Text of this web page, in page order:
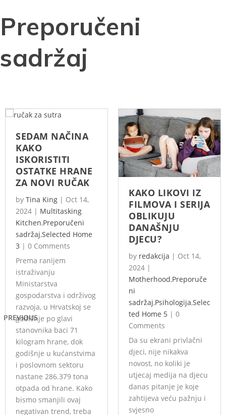
Preporučeni
sadržaj
PREVIOUS
SEDAM NAČINA
KAKO
ISKORISTITI
OSTATKE HRANE
ZA NOVI RUČAK
by Tina King | Oct 14,
2024 | Multitasking
Kitchen,Preporučeni
sadržaj,Selected Home
3 | 0 Comments
Prema ranijem
istraživanju
Ministarstva
gospodarstva i održivog
razvoja, u Hrvatskoj se
godišnje po glavi
stanovnika baci 71
kilogram hrane, dok
godišnje u kućanstvima
i poslovnom sektoru
nastane 286.379 tona
otpada od hrane. Kako
bismo smanjili ovaj
negativan trend, treba
KAKO LIKOVI IZ
FILMOVA I SERIJA
OBLIKUJU
DANAŠNJU
DJECU?
by redakcija | Oct 14,
2024 |
Motherhood,Preporuče
ni
sadržaj,Psihologija,Selec
ted Home 5 | 0
Comments
Da su ekrani privlačni
djeci, nije nikakva
novost, no koliki je
utjecaj medija na djecu
danas pitanje je koje
zahtijeva veću pažnju i
svjesno